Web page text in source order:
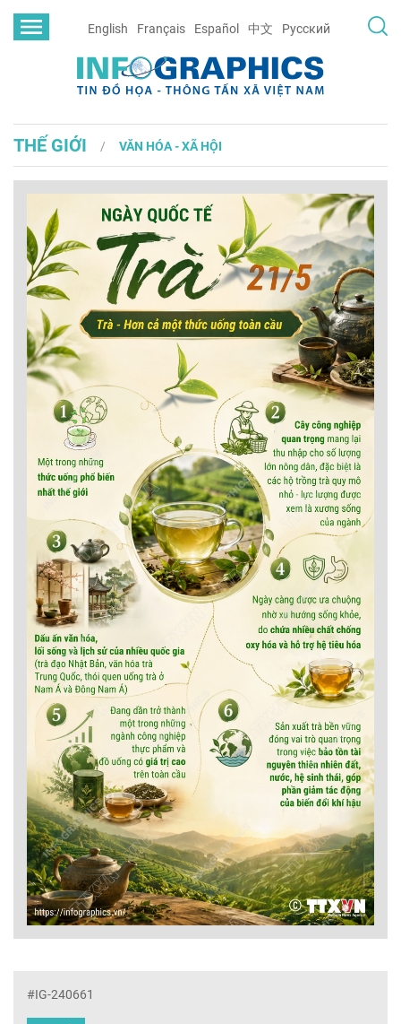
English Français Español 中文 Русский
THẾ GIỚI VĂN HÓA - XÃ HỘI
#IG-240661